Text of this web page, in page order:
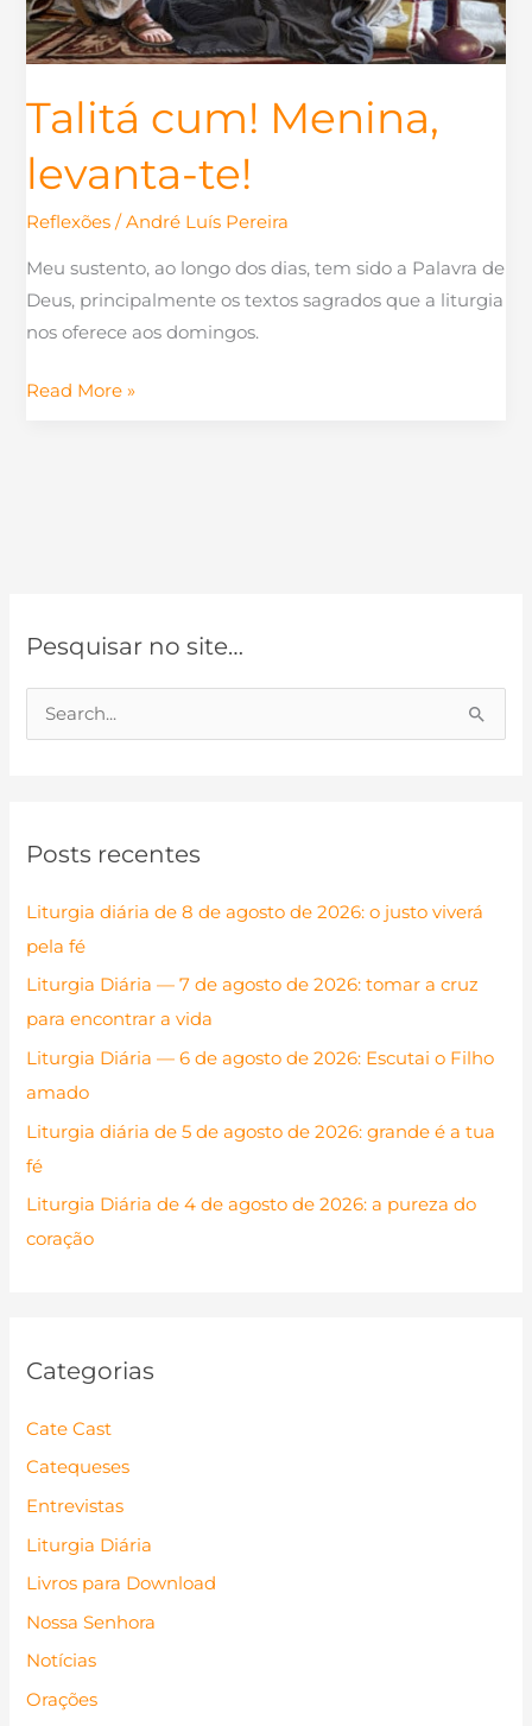
Talitá cum! Menina,
levanta-te!
Reflexões /André Luís Pereira
Meu sustento, ao longo dos dias, tem sido a Palavra de
Deus, principalmente os textos sagrados que a liturgia
nos oferece aos domingos.
Read More »
Pesquisar no site…
u
a
r
p
o
r
:
Posts recentes
Liturgia diária de 8 de agosto de 2026: o justo viverá
pela fé
Liturgia Diária — 7 de agosto de 2026: tomar a cruz
para encontrar a vida
Liturgia Diária — 6 de agosto de 2026: Escutai o Filho
amado
Liturgia diária de 5 de agosto de 2026: grande é a tua
fé
Liturgia Diária de 4 de agosto de 2026: a pureza do
coração
Categorias
Cate Cast
Catequeses
Entrevistas
Liturgia Diária
Livros para Download
Nossa Senhora
Notícias
Orações